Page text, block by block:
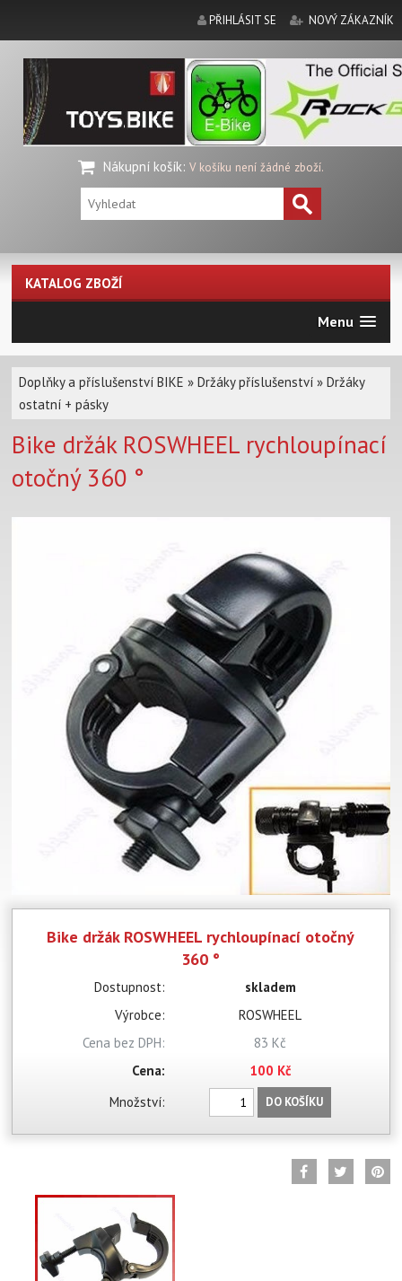
PŘIHLÁSIT SE NOVÝ ZÁKAZNÍK
Nákupní košík: V košíku není žádné zboží.
KATALOG ZBOŽÍ
Menu
Doplňky a příslušenství BIKE »Držáky příslušenství »Držáky
ostatní + pásky
Bike držák ROSWHEEL rychloupínací
otočný 360 °
Bike držák ROSWHEEL rychloupínací otočný
360 °
Dostupnost:
skladem
Výrobce:
ROSWHEEL
Cena bez DPH:
83 Kč
Cena:
100 Kč
Množství:
DO KOŠÍKU